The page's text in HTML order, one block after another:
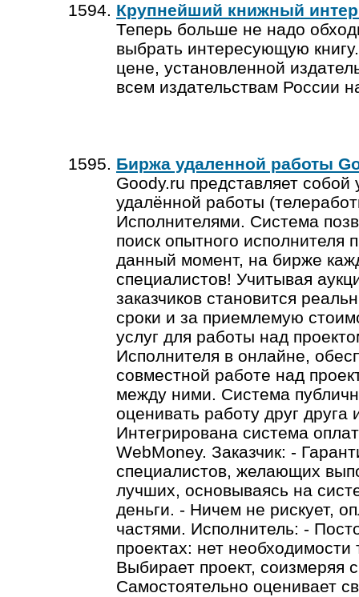
Крупнейший книжный
Теперь больше не надо
выбрать интересующую
цене, установленной
всем издательствам России
Биржа удаленной работы
Goody.ru представляет
удалённой работы
Исполнителями. Система
поиск опытного исполнителя
данный момент, на бирже
специалистов! Учитывая
заказчиков становится
сроки и за приемлемую
услуг для работы над
Исполнителя в онлайне,
совместной работе над
между ними. Система
оценивать работу друг
Интегрирована система
WebMoney. Заказчик: -
специалистов, желающих
лучших, основываясь на
деньги. - Ничем не рискует,
частями. Исполнитель: -
проектах: нет необходимости
Выбирает проект, соизмеряя
Самостоятельно оценивает